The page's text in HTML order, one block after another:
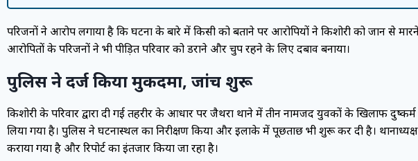
परिजनों ने आरोप लगाया है कि घटना के बारे में किसी को बताने पर आरोपियों ने किशोरी को जान से
आरोपितों के परिजनों ने भी पीड़ित परिवार को डराने और चुप रहने के लिए दबाव बनाया।
पुलिस ने दर्ज किया मुकदमा, जांच शुरू
किशोरी के परिवार द्वारा दी गई तहरीर के आधार पर जैथरा थाने में तीन नामजद युवकों के खिलाफ
लिया गया है। पुलिस ने घटनास्थल का निरीक्षण किया और इलाके में पूछताछ भी शुरू कर दी है।
कराया गया है और रिपोर्ट का इंतजार किया जा रहा है।